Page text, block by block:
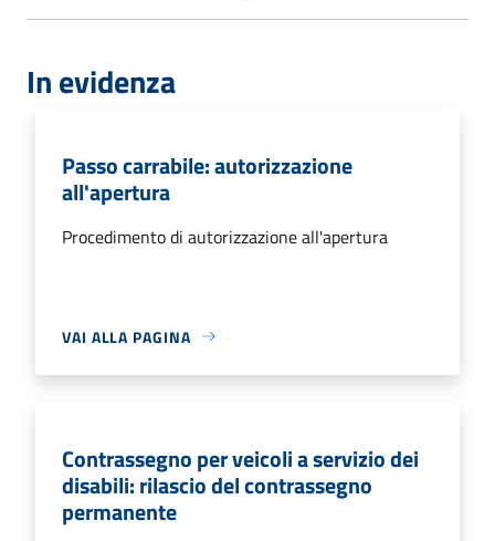
In evidenza
Passo carrabile: autorizzazione
all'apertura
Procedimento di autorizzazione all'apertura
VAI ALLA PAGINA
Contrassegno per veicoli a servizio dei
disabili: rilascio del contrassegno
permanente